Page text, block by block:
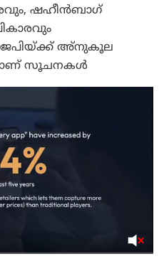
ഷഹീന്‍ബാഗ്
അ്‌നുകൂല
സൂചനകള്‍